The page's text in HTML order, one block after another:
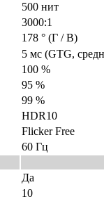
500 нит
3000:1
178 ° (Г / В)
5 мс (GTG,
100 %
95 %
99 %
HDR10
Flicker Free
60 Гц
Да
10